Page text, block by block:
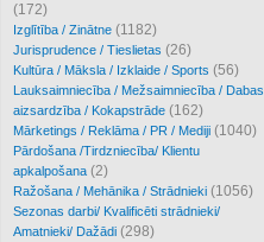
(172)
Izglītība / Zinātne (1182)
Jurisprudence / Tieslietas (26)
Kultūra / Māksla / Izklaide / Sports (56)
Lauksaimniecība / Mežsaimniecība / Dabas
aizsardzība / Kokapstrāde (162)
Mārketings / Reklāma / PR / Mediji (1040)
Pārdošana /Tirdzniecība/ Klientu
apkalpošana (2)
Ražošana / Mehānika / Strādnieki (1056)
Sezonas darbi/ Kvalificēti strādnieki/
Amatnieki/ Dažādi (298)